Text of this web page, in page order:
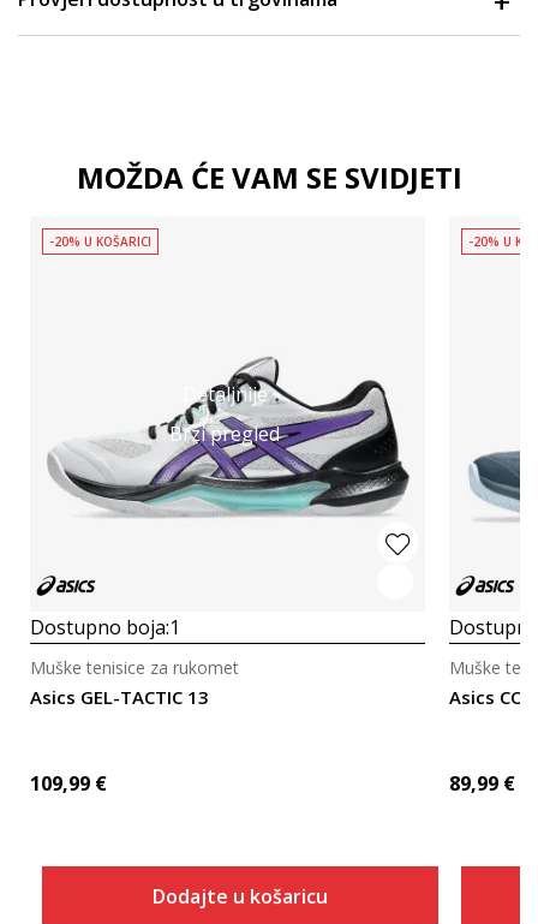
MOŽDA ĆE VAM SE SVIDJETI
Detaljnije
Brzi pregled
-20% U KOŠARICI
Dostupno boja:1
Asics GEL-TACTIC 13
Muške tenisice za rukomet
109,99 €
Dodajte u košaricu
-20% U
Asics
Muške
89,99 €